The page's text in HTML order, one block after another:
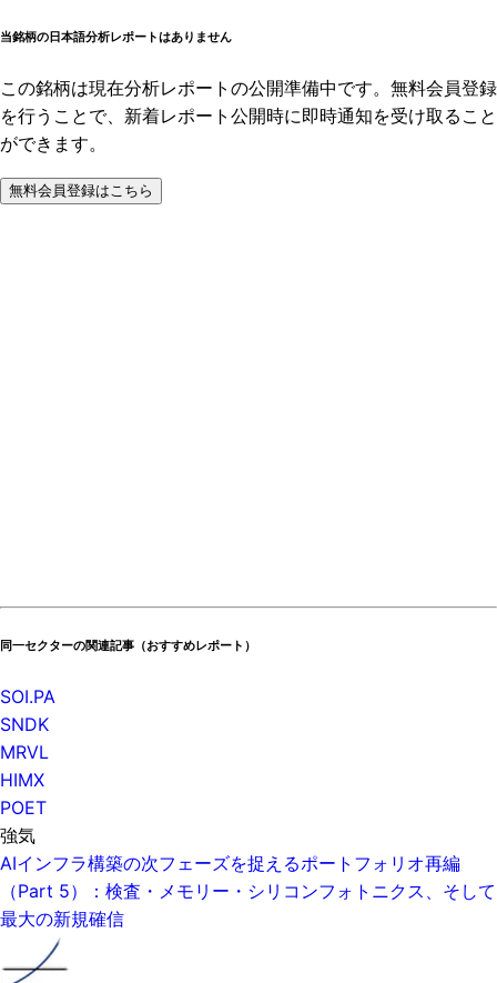
当銘柄の日本語分析レポートはありません
この銘柄は現在分析レポートの公開準備中です。無料会員登録
を行うことで、新着レポート公開時に即時通知を受け取ること
ができます。
無料会員登録はこちら
同一セクターの関連記事（おすすめレポート）
SOI.PA
SNDK
MRVL
HIMX
POET
強気
AIインフラ構築の次フェーズを捉えるポートフォリオ再編
（Part 5）：検査・メモリー・シリコンフォトニクス、そして
最大の新規確信